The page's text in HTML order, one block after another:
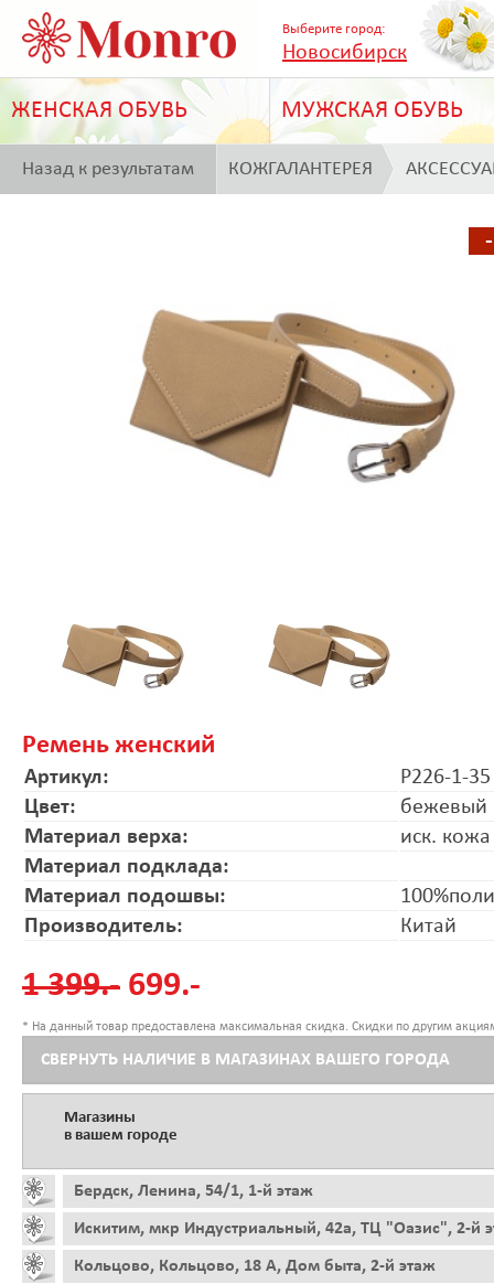
Выберите город:
Новосибирск
ЖЕНСКАЯ ОБУВЬ МУЖСКАЯ ОБУВЬ
Назад к результатам КОЖГАЛАНТЕРЕЯ
Ремень женский
Артикул:
P226-1-35
Цвет:
бежевый
Материал верха:
иск. кожа
Материал подклада:
Материал подошвы:
Производитель:
Китай
1 399.- 699.-
* На данный товар предоставлена максимальная скидка. Скидки по другим
СВЕРНУТЬ НАЛИЧИЕ В МАГАЗИНАХ ВАШЕГО ГОРОДА
Магазины
в вашем городе
Бердск, Ленина, 54/1, 1-й этаж
Искитим, мкр Индустриальный, 42а, ТЦ "Оазис", 2-й
Кольцово, Кольцово, 18 А, Дом быта, 2-й этаж